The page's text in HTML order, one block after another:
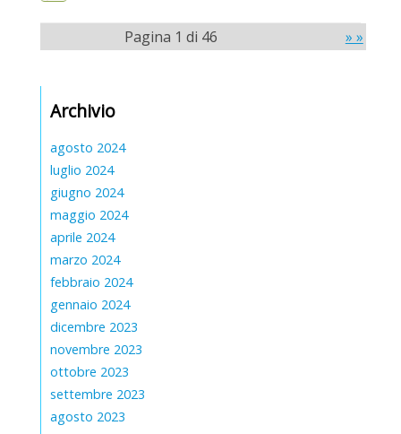
Pagina 1 di 46 » »
Archivio
agosto 2024
luglio 2024
giugno 2024
maggio 2024
aprile 2024
marzo 2024
febbraio 2024
gennaio 2024
dicembre 2023
novembre 2023
ottobre 2023
settembre 2023
agosto 2023